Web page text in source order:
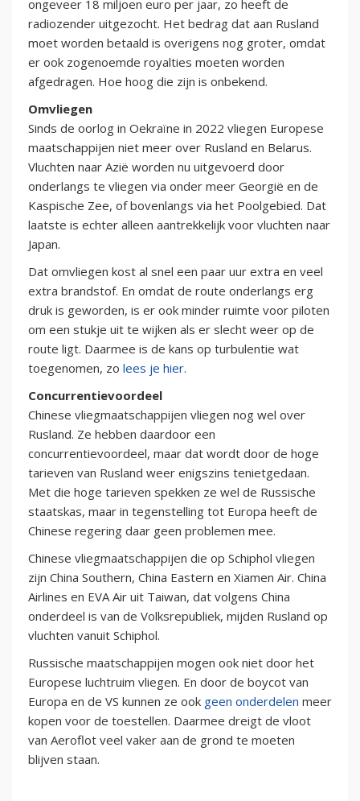
ongeveer 18 miljoen euro per jaar, zo heeft de
radiozender uitgezocht. Het bedrag dat aan Rusland
moet worden betaald is overigens nog groter, omdat
er ook zogenoemde royalties moeten worden
afgedragen. Hoe hoog die zijn is onbekend.
Omvliegen
Sinds de oorlog in Oekraïne in 2022 vliegen Europese
maatschappijen niet meer over Rusland en Belarus.
Vluchten naar Azië worden nu uitgevoerd door
onderlangs te vliegen via onder meer Georgië en de
Kaspische Zee, of bovenlangs via het Poolgebied. Dat
laatste is echter alleen aantrekkelijk voor vluchten naar
Japan.
Dat omvliegen kost al snel een paar uur extra en veel
extra brandstof. En omdat de route onderlangs erg
druk is geworden, is er ook minder ruimte voor piloten
om een stukje uit te wijken als er slecht weer op de
route ligt. Daarmee is de kans op turbulentie wat
toegenomen, zo lees je hier.
Concurrentievoordeel
Chinese vliegmaatschappijen vliegen nog wel over
Rusland. Ze hebben daardoor een
concurrentievoordeel, maar dat wordt door de hoge
tarieven van Rusland weer enigszins tenietgedaan.
Met die hoge tarieven spekken ze wel de Russische
staatskas, maar in tegenstelling tot Europa heeft de
Chinese regering daar geen problemen mee.
Chinese vliegmaatschappijen die op Schiphol vliegen
zijn China Southern, China Eastern en Xiamen Air. China
Airlines en EVA Air uit Taiwan, dat volgens China
onderdeel is van de Volksrepubliek, mijden Rusland op
vluchten vanuit Schiphol.
Russische maatschappijen mogen ook niet door het
Europese luchtruim vliegen. En door de boycot van
Europa en de VS kunnen ze ook geen onderdelen meer
kopen voor de toestellen. Daarmee dreigt de vloot
van Aeroflot veel vaker aan de grond te moeten
blijven staan.